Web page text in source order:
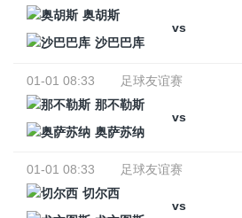
奥胡斯
vs
沙巴巴库
01-01 08:33
足球友谊赛
那不勒斯
vs
奥萨苏纳
01-01 08:33
足球友谊赛
切尔西
vs